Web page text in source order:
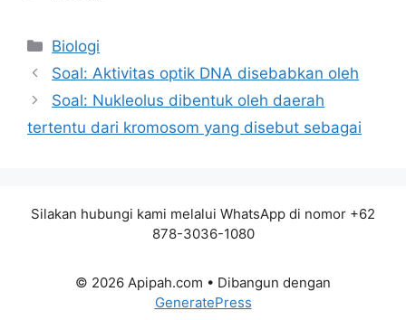
Kategori
Biologi
Soal: Aktivitas optik DNA disebabkan oleh
Soal: Nukleolus dibentuk oleh daerah
tertentu dari kromosom yang disebut sebagai
Silakan hubungi kami melalui WhatsApp di nomor +62
878-3036-1080
© 2026 Apipah.com • Dibangun dengan
GeneratePress